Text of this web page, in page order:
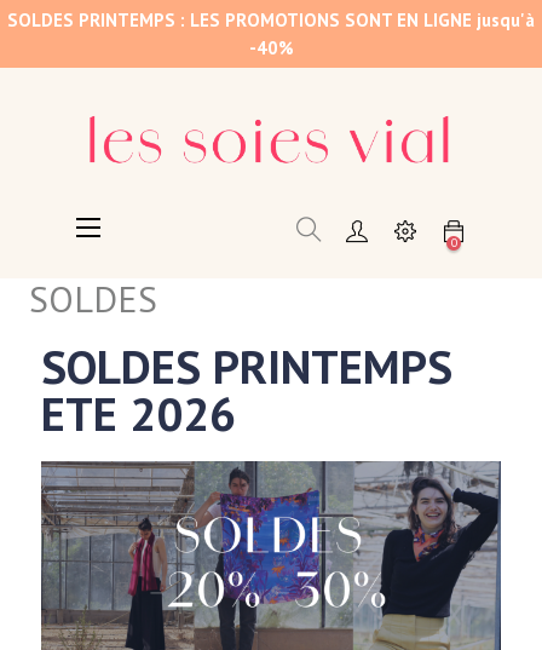
SOLDES PRINTEMPS : LES PROMOTIONS SONT EN LIGNE jusqu'à
-40%
Basculer
☰ 0
SOLDES
SOLDES PRINTEMPS
ETE 2026